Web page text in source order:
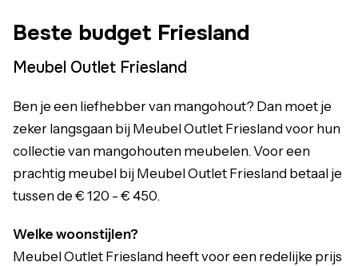
Beste budget Friesland
Meubel Outlet Friesland
Ben je een liefhebber van mangohout? Dan moet je
zeker langsgaan bij Meubel Outlet Friesland voor hun
collectie van mangohouten meubelen. Voor een
prachtig meubel bij Meubel Outlet Friesland betaal je
tussen de € 120 - € 450.
Welke woonstijlen?
Meubel Outlet Friesland heeft voor een redelijke prijs